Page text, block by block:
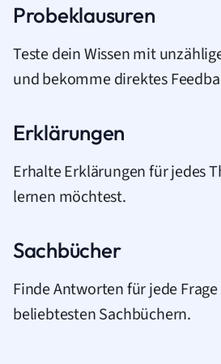
Probeklausuren
Teste dein Wissen mit
und bekomme direktes
Erklärungen
Erhalte Erklärungen für jedes
lernen möchtest.
Sachbücher
Finde Antworten für jede Frage
beliebtesten Sachbüchern.